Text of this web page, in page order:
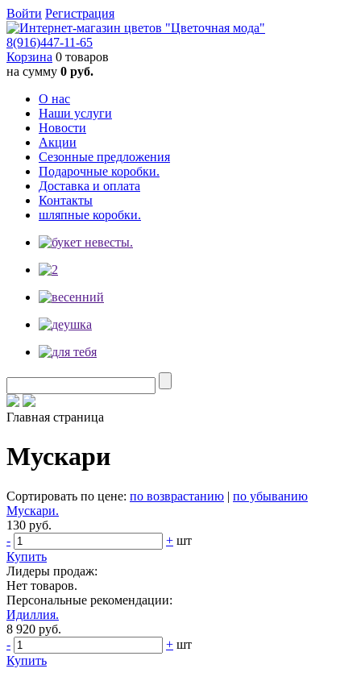
Войти Регистрация
8(916)447-11-65
Корзина 0 товаров
на сумму 0 руб.
О нас
Наши услуги
Новости
Акции
Сезонные предложения
Подарочные коробки.
Доставка и оплата
Контакты
шляпные коробки.
Главная страница
Мускари
Сортировать по цене: по возврастанию | по убыванию
Мускари.
130 руб.
-
+ шт
Купить
Лидеры продаж:
Нет товаров.
Персональные рекомендации:
Идиллия.
8 920 руб.
-
+ шт
Купить